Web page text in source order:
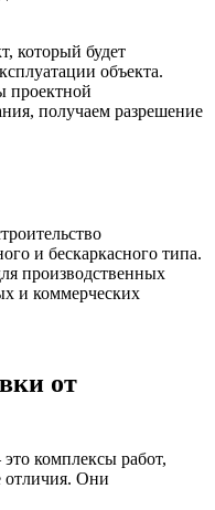
который будет
объекта.
проектной
получаем разрешение
и бескаркасного типа.
производственных
и коммерческих
от
комплексы работ,
отличия. Они